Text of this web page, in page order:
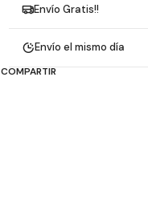
Envío Gratis!!
Envío el mismo día
COMPARTIR